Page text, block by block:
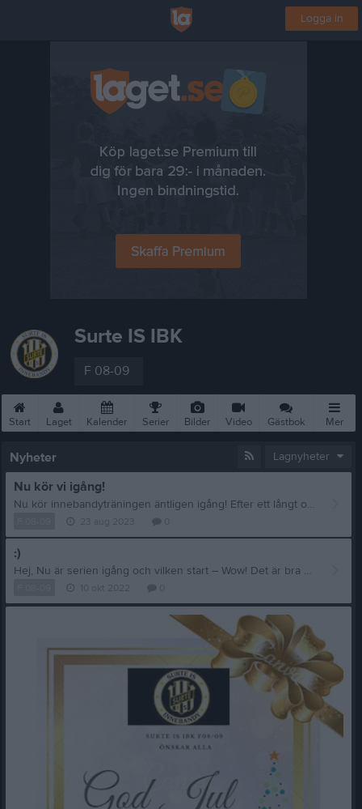
Logga in
Surte IS IBK
F 08-09
Start Laget Kalender Serier Bilder Video Gästbok Mer
Nyheter Lagnyheter
Nu kör vi igång!
Nu kör innebandyträningen äntligen igång! Efter ett långt och välbehövligt uppehåll kör vi igång med träningarna med start den 4/9. Vi har samma träningsdagar som tidigare måndag & onsdag kl 18.15-20 i Bohushallen. Välkomna!
:)
Hej, Nu är serien igång och vilken start – Wow! Det är bra närvaro på träningarna vilket uppskattas, måndagar 18:15 samt onsdagar 18:30. En påminnelse till er som inte har betalat in medlemsavgift och licens. Vänligen gör det så fort ni kan. Vi ses i hallen! Hälsningar Carolina, Anne-Kristin, Tobias och Tommy Säsongen 2022/2023 Medlemsavgift – 1100 kr Familj – 1700 kr Innebandyskolan – 400 kr Stödmedlem – 200 kr Utöver detta ska även licensavgiften betalas in för de som spelar matcher i seriespel. Licensavgiften är följande: Blå licens, 10-12 år (2010-2012) = 120 kr Röd licens, 13-15 år (2007-2009) = 170 kr Svart/lila licens, (2006 och äldre) = 340 kr Betalningen görs till: Bankgiro: 5758-4229 Märk betalningen med förnamn, efternamn samt lagtillhörighet, exempelvis: Anders Andersson P05